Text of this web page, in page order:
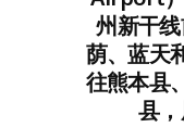
州新干
荫、蓝天
往熊本县
县，